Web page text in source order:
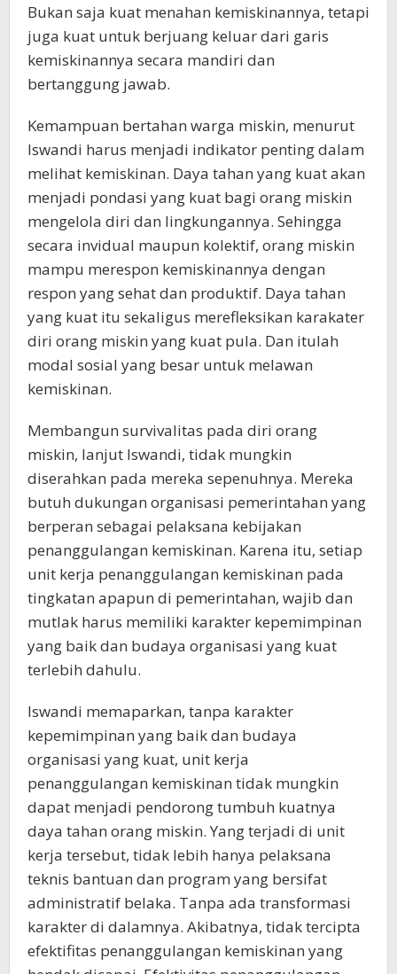
Bukan saja kuat menahan kemiskinannya, tetapi
juga kuat untuk berjuang keluar dari garis
kemiskinannya secara mandiri dan
bertanggung jawab.
Kemampuan bertahan warga miskin, menurut
Iswandi harus menjadi indikator penting dalam
melihat kemiskinan. Daya tahan yang kuat akan
menjadi pondasi yang kuat bagi orang miskin
mengelola diri dan lingkungannya. Sehingga
secara invidual maupun kolektif, orang miskin
mampu merespon kemiskinannya dengan
respon yang sehat dan produktif. Daya tahan
yang kuat itu sekaligus merefleksikan karakater
diri orang miskin yang kuat pula. Dan itulah
modal sosial yang besar untuk melawan
kemiskinan.
Membangun survivalitas pada diri orang
miskin, lanjut Iswandi, tidak mungkin
diserahkan pada mereka sepenuhnya. Mereka
butuh dukungan organisasi pemerintahan yang
berperan sebagai pelaksana kebijakan
penanggulangan kemiskinan. Karena itu, setiap
unit kerja penanggulangan kemiskinan pada
tingkatan apapun di pemerintahan, wajib dan
mutlak harus memiliki karakter kepemimpinan
yang baik dan budaya organisasi yang kuat
terlebih dahulu.
Iswandi memaparkan, tanpa karakter
kepemimpinan yang baik dan budaya
organisasi yang kuat, unit kerja
penanggulangan kemiskinan tidak mungkin
dapat menjadi pendorong tumbuh kuatnya
daya tahan orang miskin. Yang terjadi di unit
kerja tersebut, tidak lebih hanya pelaksana
teknis bantuan dan program yang bersifat
administratif belaka. Tanpa ada transformasi
karakter di dalamnya. Akibatnya, tidak tercipta
efektifitas penanggulangan kemiskinan yang